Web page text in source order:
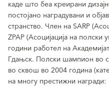
каде што беа креирани
постојано наградувани и
странство. Член на SARP
ZPAP (Асоцијација на
години работел на
Гдањск. Полски шампион во
во сквош во 2004 година
на многу престижни награди: